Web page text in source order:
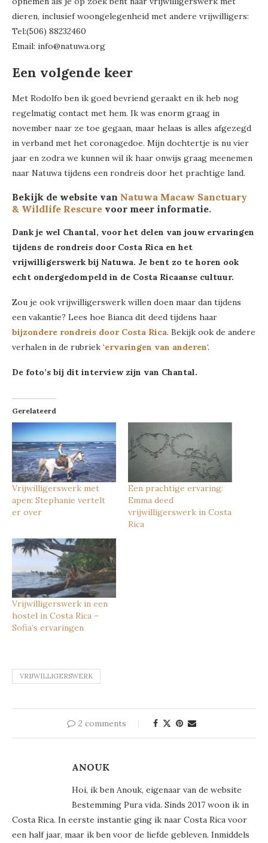
dieren, inclusief woongelegenheid met andere vrijwilligers:
Tel:(506) 88232460
Email: info@natuwa.org
Een volgende keer
Met Rodolfo ben ik goed bevriend geraakt en ik heb nog
regelmatig contact met hem. Ik was enorm graag in
november naar ze toe gegaan, maar helaas is alles afgezegd
in verband met het coronagedoe. Mijn dochtertje is nu vier
jaar en zodra we kunnen wil ik haar onwijs graag meenemen
naar Natuwa tijdens een rondreis door het prachtige land.
Bekijk de website van Natuwa Macaw Sanctuary
& Wildlife Rescure voor meer informatie.
Dank je wel Chantal, voor het delen van jouw ervaringen
tijdens de rondreis door Costa Rica en het
vrijwilligerswerk bij Natuwa. Je bent zo te horen ook
echt ondergedompeld in de Costa Ricaanse cultuur.
Zou je ook vrijwilligerswerk willen doen maar dan tijdens
een vakantie? Lees hoe Bianca dit deed tijdens haar
bijzondere rondreis door Costa Rica. Bekijk ook de andere
verhalen in de rubriek ‘ervaringen van anderen‘.
De foto’s bij dit interview zijn van Chantal.
Gerelateerd
Vrijwilligerswerk met
apen: Stephanie vertelt
er over
Een prachtige ervaring:
Emma deed
vrijwilligerswerk in Costa
Rica
Vrijwilligerswerk in een
hostel in Costa Rica –
Sofia’s ervaringen
VRIJWILLIGERSWERK
2 comments
ANOUK
Hoi, ik ben Anouk, eigenaar van de website
Bestemming Pura vida. Sinds 2017 woon ik in
Costa Rica. In eerste instantie ging ik naar Costa Rica voor
een half jaar, maar ik ben voor de liefde gebleven. Inmiddels